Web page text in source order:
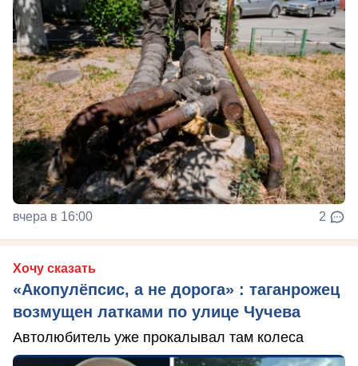
вчера в 16:00 2
Хочу сказать
«Акопулёпсис, а не дорога» : таганрожец
возмущен латками по улице Чучева
Автолюбитель уже прокалывал там колеса